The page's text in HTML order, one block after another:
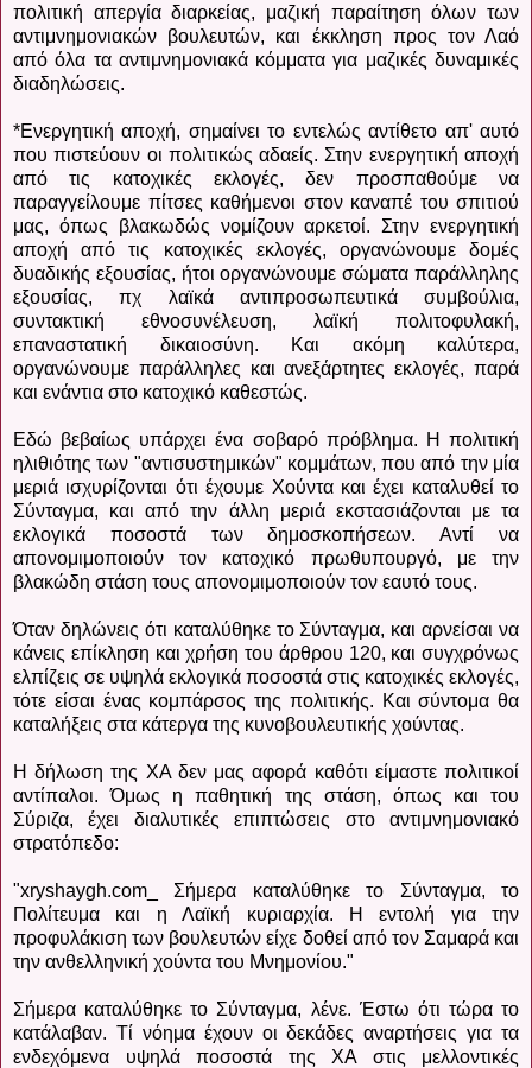
πολιτική απεργία διαρκείας, μαζική παραίτηση όλων των
αντιμνημονιακών βουλευτών, και έκκληση προς τον Λαό
από όλα τα αντιμνημονιακά κόμματα για μαζικές δυναμικές
διαδηλώσεις.
*Ενεργητική αποχή, σημαίνει το εντελώς αντίθετο απ' αυτό
που πιστεύουν οι πολιτικώς αδαείς. Στην ενεργητική αποχή
από τις κατοχικές εκλογές, δεν προσπαθούμε να
παραγγείλουμε πίτσες καθήμενοι στον καναπέ του σπιτιού
μας, όπως βλακωδώς νομίζουν αρκετοί. Στην ενεργητική
αποχή από τις κατοχικές εκλογές, οργανώνουμε δομές
δυαδικής εξουσίας, ήτοι οργανώνουμε σώματα παράλληλης
εξουσίας, πχ λαϊκά αντιπροσωπευτικά συμβούλια,
συντακτική εθνοσυνέλευση, λαϊκή πολιτοφυλακή,
επαναστατική δικαιοσύνη. Και ακόμη καλύτερα,
οργανώνουμε παράλληλες και ανεξάρτητες εκλογές, παρά
και ενάντια στο κατοχικό καθεστώς.
Εδώ βεβαίως υπάρχει ένα σοβαρό πρόβλημα. Η πολιτική
ηλιθιότης των "αντισυστημικών" κομμάτων, που από την μία
μεριά ισχυρίζονται ότι έχουμε Χούντα και έχει καταλυθεί το
Σύνταγμα, και από την άλλη μεριά εκστασιάζονται με τα
εκλογικά ποσοστά των δημοσκοπήσεων. Αντί να
απονομιμοποιούν τον κατοχικό πρωθυπουργό, με την
βλακώδη στάση τους απονομιμοποιούν τον εαυτό τους.
Όταν δηλώνεις ότι καταλύθηκε το Σύνταγμα, και αρνείσαι να
κάνεις επίκληση και χρήση του άρθρου 120, και συγχρόνως
ελπίζεις σε υψηλά εκλογικά ποσοστά στις κατοχικές εκλογές,
τότε είσαι ένας κομπάρσος της πολιτικής. Και σύντομα θα
καταλήξεις στα κάτεργα της κυνοβουλευτικής χούντας.
Η δήλωση της ΧΑ δεν μας αφορά καθότι είμαστε πολιτικοί
αντίπαλοι. Όμως η παθητική της στάση, όπως και του
Σύριζα, έχει διαλυτικές επιπτώσεις στο αντιμνημονιακό
στρατόπεδο:
"xryshaygh.com_ Σήμερα καταλύθηκε το Σύνταγμα, το
Πολίτευμα και η Λαϊκή κυριαρχία. Η εντολή για την
προφυλάκιση των βουλευτών είχε δοθεί από τον Σαμαρά και
την ανθελληνική χούντα του Μνημονίου."
Σήμερα καταλύθηκε το Σύνταγμα, λένε. Έστω ότι τώρα το
κατάλαβαν. Τί νόημα έχουν οι δεκάδες αναρτήσεις για τα
ενδεχόμενα υψηλά ποσοστά της ΧΑ στις μελλοντικές